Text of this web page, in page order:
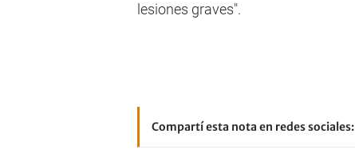
lesiones graves".
Compartí esta nota en redes sociales: